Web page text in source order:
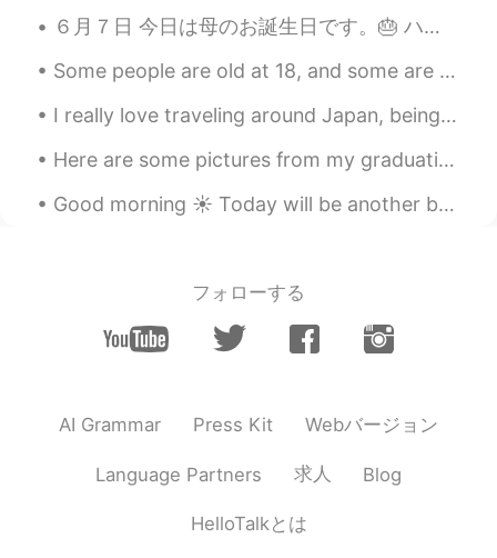
😊
６月７日 今日は母のお誕生日です。🎂 ハクを着ています。ハクはハワイアン花クラウンレイです。母の友だちは誕生日のために使いました。母は優しくて、楽しい人です。母が大好きです！💕 Today ...
Some people are old at 18, and some are young by 90. Time is a concept that humans created, and ...
I really love traveling around Japan, being able to work and travel in Japan was always a dream o...
Here are some pictures from my graduation last week, now I only have three more schools before I ...
Good morning ☀️ Today will be another busy day 🥵 The sunrise was beautiful 🤩 Have a great day 🤙🏽😎
フォローする
AI Grammar Press Kit Webバージョン
Language Partners 求人 Blog
HelloTalkとは